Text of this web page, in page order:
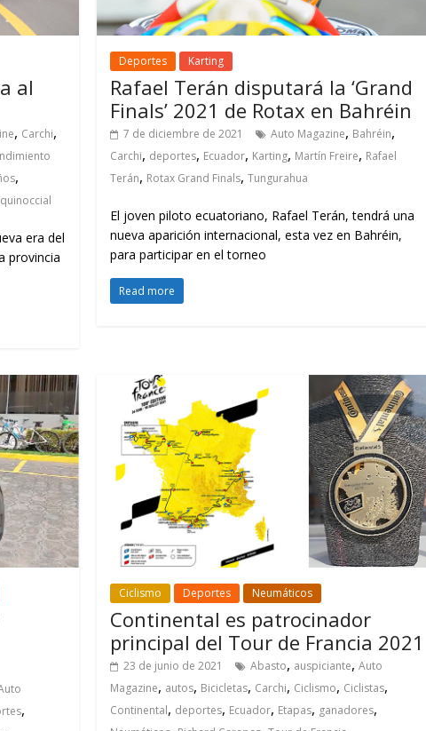
al
, Carchi,
,
era del
provincia
Deportes Karting
Rafael Terán disputará la ‘Grand
Finals’ 2021 de Rotax en Bahréin
7 de diciembre de 2021 Auto Magazine, Bahréin,
Carchi, deportes, Ecuador, Karting, Martín Freire, Rafael
Terán, Rotax Grand Finals,Tungurahua
El joven piloto ecuatoriano, Rafael Terán, tendrá una
nueva aparición internacional, esta vez en Bahréin,
para participar en el torneo
Read more
,
Ciclismo Deportes Neumáticos
Continental es patrocinador
principal del Tour de Francia 2021
23 de junio de 2021 Abasto, auspiciante,Auto
Magazine, autos, Bicicletas, Carchi, Ciclismo, Ciclistas,
Continental, deportes, Ecuador, Etapas, ganadores,